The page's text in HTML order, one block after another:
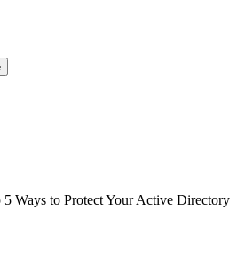
5 Ways to Protect Your Active Directory